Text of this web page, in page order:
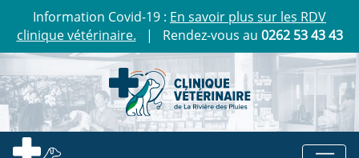
Information Covid-19 : En savoir plus sur les RDV
clinique vétérinaire. | Rendez-vous au 0262 53 43 43